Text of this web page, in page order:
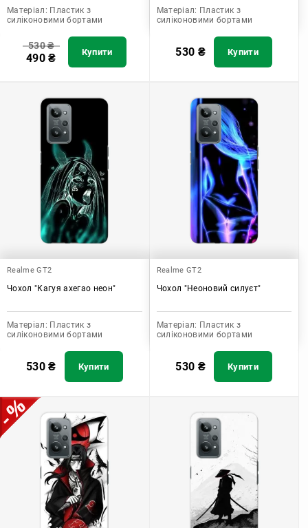
Матеріал: Пластик з
силіконовими бортами
530₴
490₴ Купити
Матеріал: Пластик з
силіконовими бортами
530 ₴ Купити
Realme GT2
Чохол "Кагуя ахегао неон"
Матеріал: Пластик з
силіконовими бортами
530₴ Купити
Realme GT2
Чохол "Неоновий силуєт"
Матеріал: Пластик з
силіконовими бортами
530 ₴ Купити